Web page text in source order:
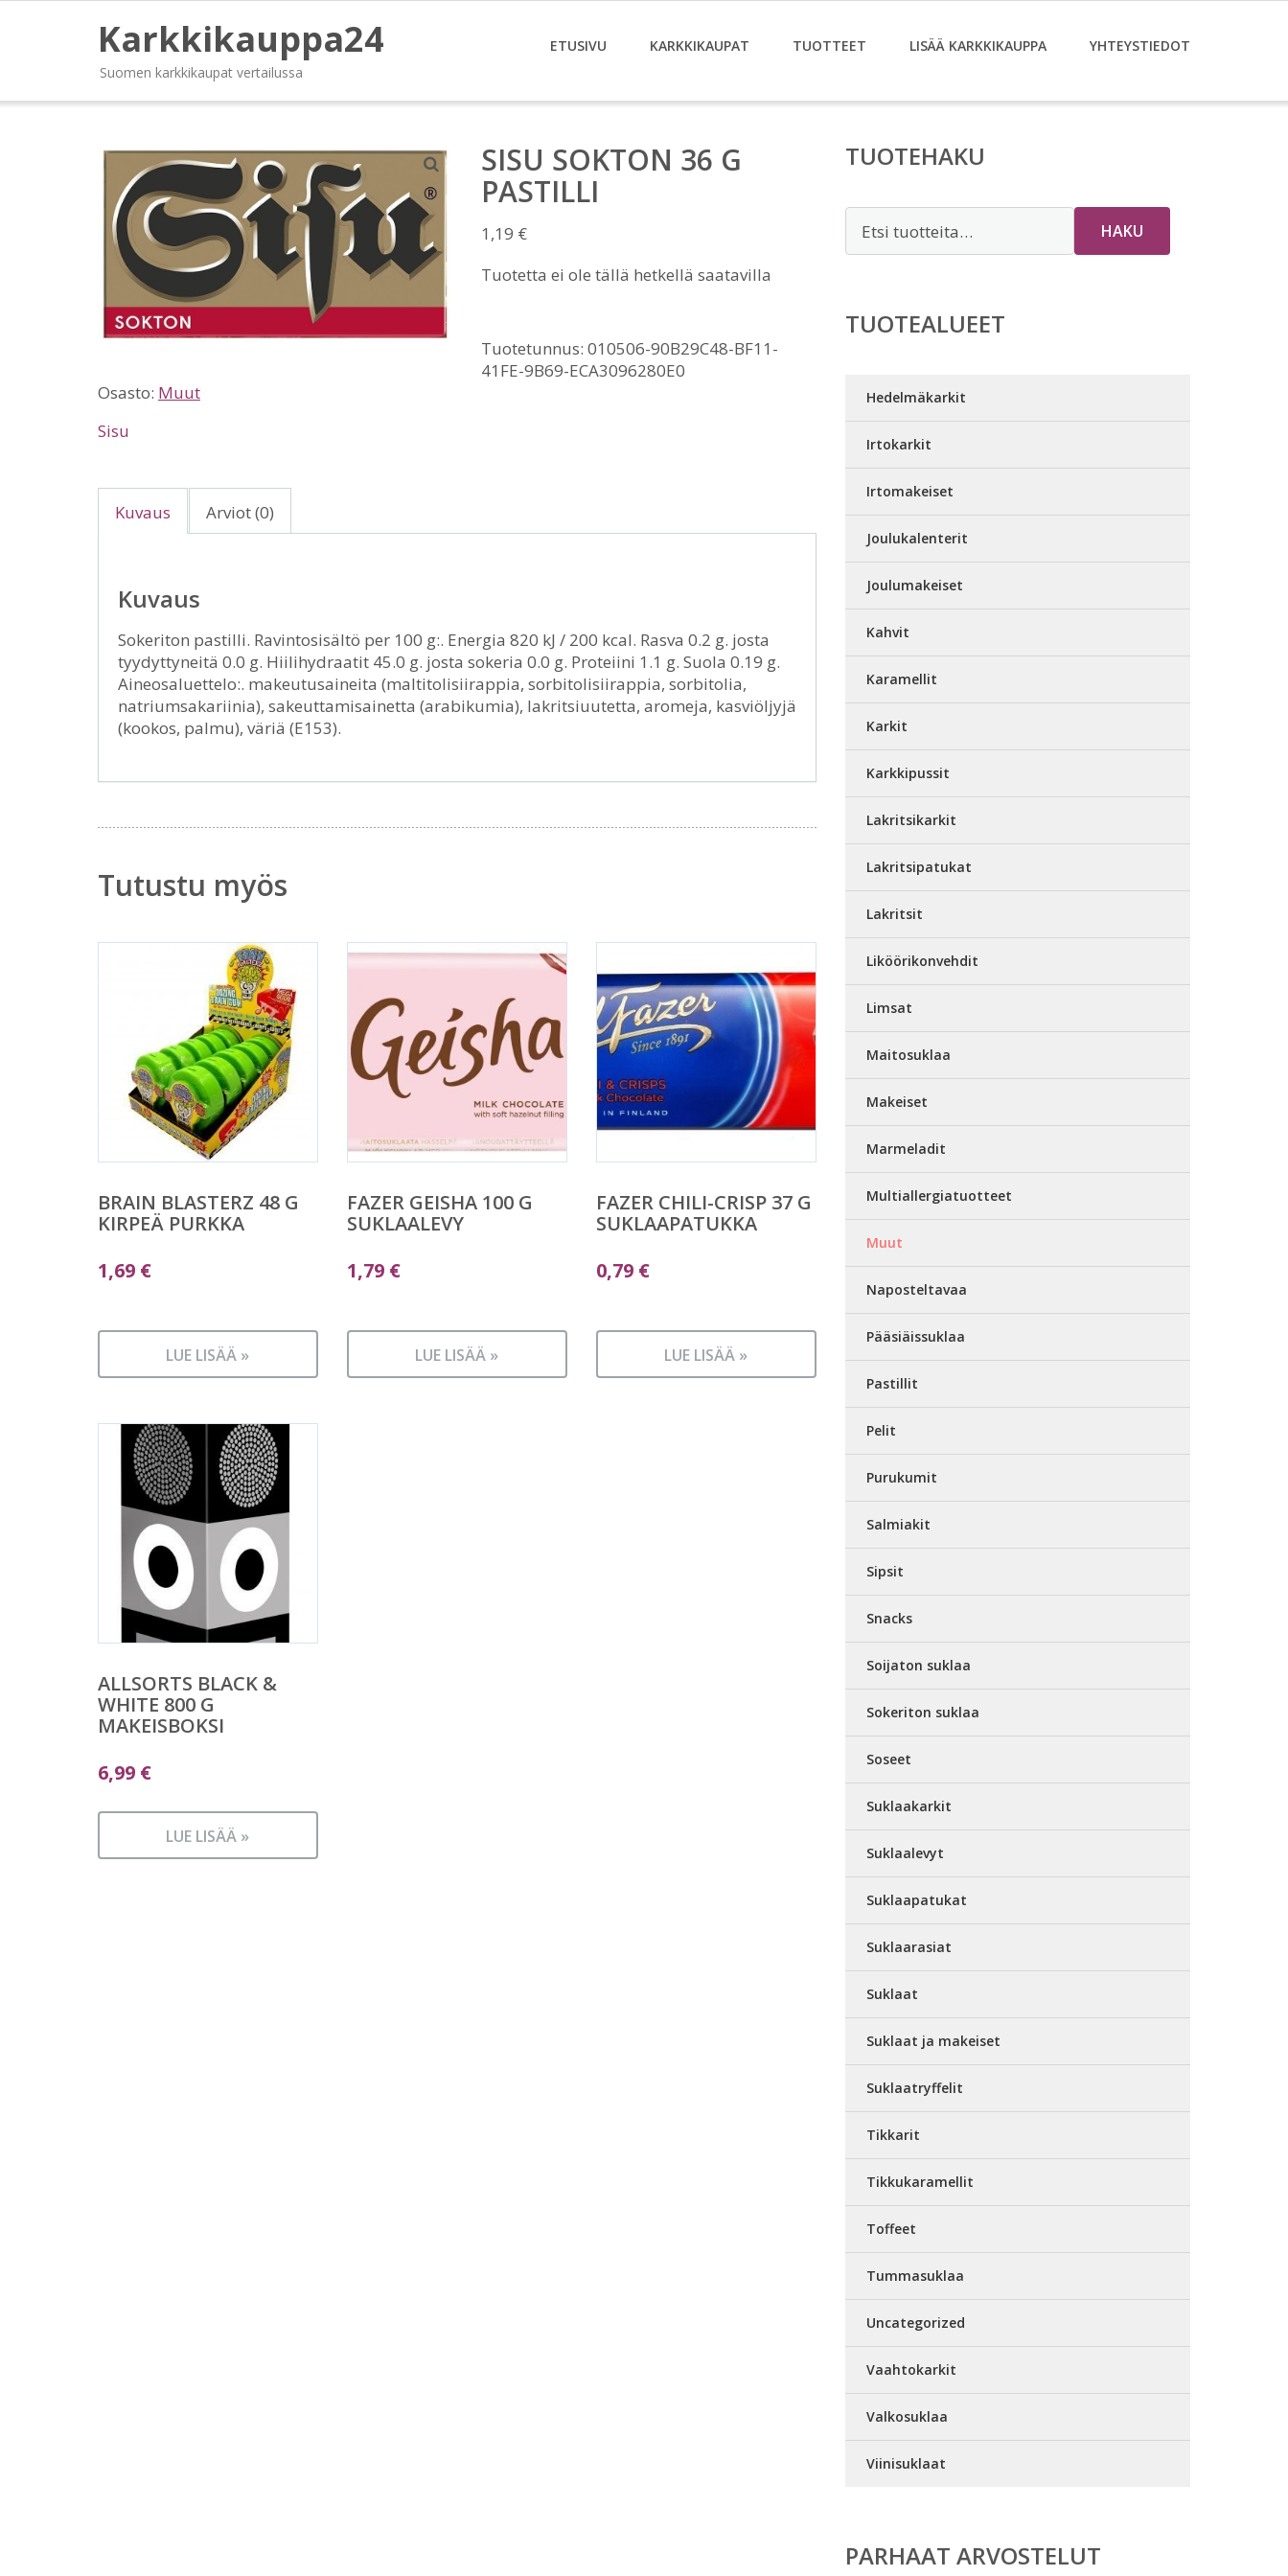
Karkkikauppa24
Suomen karkkikaupat vertailussa
ETUSIVU KARKKIKAUPAT TUOTTEET LISÄÄ KARKKIKAUPPA YHTEYSTIEDOT
SISU SOKTON 36 G
PASTILLI
1,19 €
Tuotetta ei ole tällä hetkellä saatavilla
Tuotetunnus: 010506-90B29C48-BF11-
41FE-9B69-ECA3096280E0
Osasto: Muut
Sisu
Kuvaus Arviot (0)
Kuvaus
Sokeriton pastilli. Ravintosisältö per 100 g:. Energia 820 kJ / 200 kcal. Rasva 0.2 g. josta
tyydyttyneitä 0.0 g. Hiilihydraatit 45.0 g. josta sokeria 0.0 g. Proteiini 1.1 g. Suola 0.19 g.
Aineosaluettelo:. makeutusaineita (maltitolisiirappia, sorbitolisiirappia, sorbitolia,
natriumsakariinia), sakeuttamisainetta (arabikumia), lakritsiuutetta, aromeja, kasviöljyjä
(kookos, palmu), väriä (E153).
Tutustu myös
BRAIN BLASTERZ 48 G
KIRPEÄ PURKKA
1,69 €
LUE LISÄÄ »
FAZER GEISHA 100 G
SUKLAALEVY
1,79 €
LUE LISÄÄ »
FAZER CHILI-CRISP 37 G
SUKLAAPATUKKA
0,79 €
LUE LISÄÄ »
ALLSORTS BLACK &
WHITE 800 G
MAKEISBOKSI
6,99 €
LUE LISÄÄ »
TUOTEHAKU
HAKU
TUOTEALUEET
Hedelmäkarkit
Irtokarkit
Irtomakeiset
Joulukalenterit
Joulumakeiset
Kahvit
Karamellit
Karkit
Karkkipussit
Lakritsikarkit
Lakritsipatukat
Lakritsit
Liköörikonvehdit
Limsat
Maitosuklaa
Makeiset
Marmeladit
Multiallergiatuotteet
Muut
Naposteltavaa
Pääsiäissuklaa
Pastillit
Pelit
Purukumit
Salmiakit
Sipsit
Snacks
Soijaton suklaa
Sokeriton suklaa
Soseet
Suklaakarkit
Suklaalevyt
Suklaapatukat
Suklaarasiat
Suklaat
Suklaat ja makeiset
Suklaatryffelit
Tikkarit
Tikkukaramellit
Toffeet
Tummasuklaa
Uncategorized
Vaahtokarkit
Valkosuklaa
Viinisuklaat
PARHAAT ARVOSTELUT